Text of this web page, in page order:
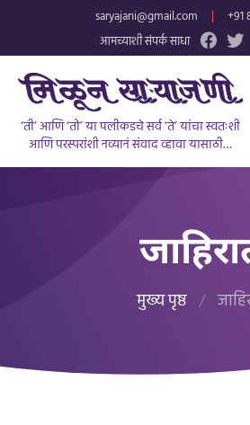
saryajani@gmail.com |
+91
आमच्याशी संपर्क साधा
‘ती’ आणि ‘तो’ या पलीकडचे सर्व ‘ते’ यांचा स्वतःशी
आणि परस्परांशी नव्यानं संवाद व्हावा यासाठी…
मुख्य पृष्ठ /